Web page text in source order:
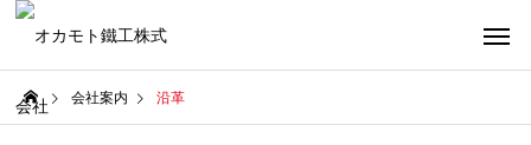
会社案内 沿革